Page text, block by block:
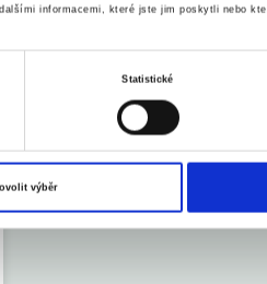
informacemi, které jste jim poskytli nebo
Statistické
výběr